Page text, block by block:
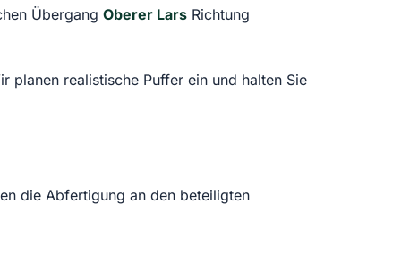
Übergang Oberer Lars Richtung
planen realistische Puffer ein und halten Sie
die Abfertigung an den beteiligten